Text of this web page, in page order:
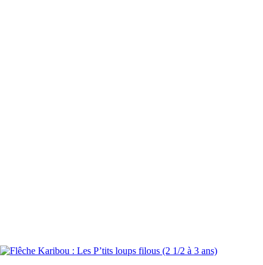
Karibou : Les P’tits loups filous (2 1/2 à 3 ans)